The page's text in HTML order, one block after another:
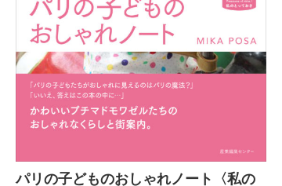
パリの子どものおしゃれノート〈私の